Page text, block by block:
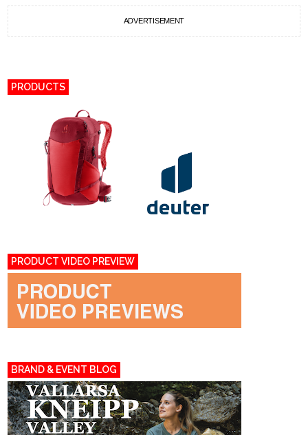
ADVERTISEMENT
PRODUCTS
PRODUCT VIDEO PREVIEW
BRAND & EVENT BLOG